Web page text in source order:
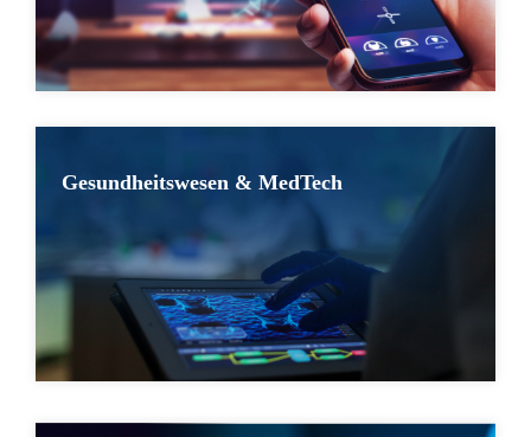
Gesundheitswesen & MedTech